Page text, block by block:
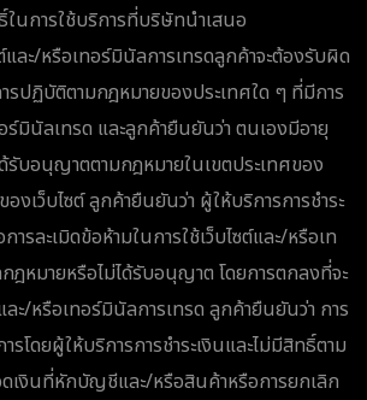
นการใช้บริการที่บริษัทนำเสนอ
ต์และ/หรือเทอร์มินัลการเทรดลูกค้าจะต้องรับผิด
รปฏิบัติตามกฎหมายของประเทศใด ๆ ที่มีการ
ร์มินัลเทรด และลูกค้ายืนยันว่า ตนเองมีอายุ
รับอนุญาตตามกฎหมายในเขตประเทศของ
งเว็บไซต์ ลูกค้ายืนยันว่า ผู้ให้บริการการชำระ
ารละเมิดข้อห้ามในการใช้เว็บไซต์และ/หรือเท
ฎหมายหรือไม่ได้รับอนุญาต โดยการตกลงที่จะ
ละ/หรือเทอร์มินัลการเทรด ลูกค้ายืนยันว่า การ
รโดยผู้ให้บริการการชำระเงินและไม่มีสิทธิ์ตาม
เงินที่หักบัญชีและ/หรือสินค้าหรือการยกเลิก